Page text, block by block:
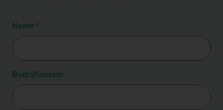
Naam
Bedrijfsnaam